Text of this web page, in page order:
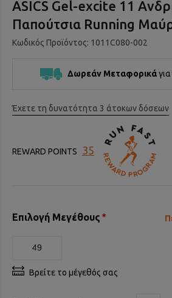
ASICS Gel-excite 11
Παπούτσια Running
Κωδικός Προϊόντος: 1011C080-002
Δωρεάν Μεταφορικά
Έχετε τη δυνατότητα 3 άτοκων δόσεων
REWARD POINTS 35
Επιλογή Μεγέθους
49
Βρείτε το μέγεθός σας